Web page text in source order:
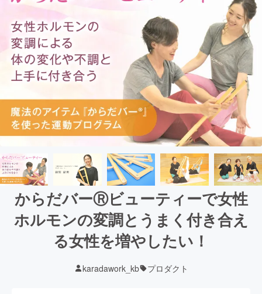
からだバーⓇビューティーで女性
ホルモンの変調とうまく付き合え
る女性を増やしたい！
karadawork_kb プロダクト